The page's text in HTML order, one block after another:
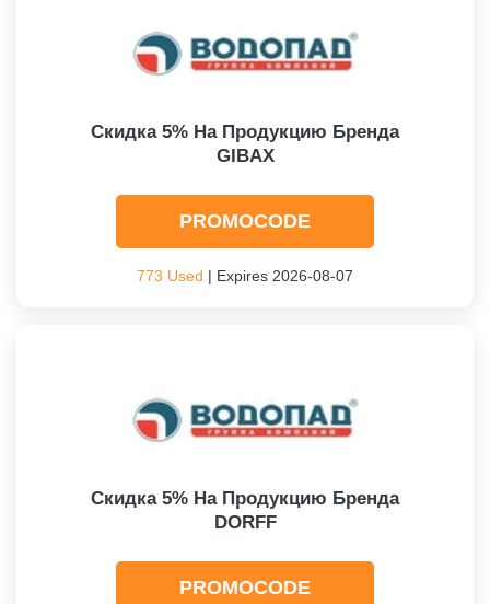
Скидка 5% На Продукцию Бренда
GIBAX
PROMOCODE
773 Used | Expires 2026-08-07
Скидка 5% На Продукцию Бренда
DORFF
PROMOCODE